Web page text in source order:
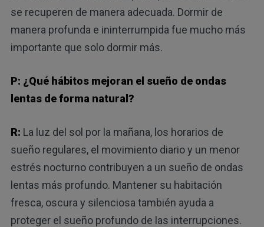
se recuperen de manera adecuada. Dormir de
manera profunda e ininterrumpida fue mucho más
importante que solo dormir más.
P: ¿Qué hábitos mejoran el sueño de ondas
lentas de forma natural?
R: La luz del sol por la mañana, los horarios de
sueño regulares, el movimiento diario y un menor
estrés nocturno contribuyen a un sueño de ondas
lentas más profundo. Mantener su habitación
fresca, oscura y silenciosa también ayuda a
proteger el sueño profundo de las interrupciones.